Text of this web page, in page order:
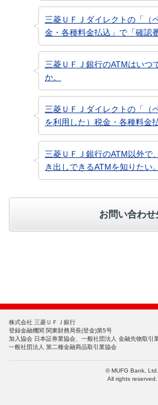
三菱ＵＦＪダイレクトの「（
金・各種料金払込」で「確認
三菱ＵＦＪ銀行のATMはいつ
か。
三菱ＵＦＪダイレクトの「（
を利用した）税金・各種料金
三菱ＵＦＪ銀行のATM以外で
き出しできるATMを知りたい。
お問い合わせ
株式会社 三菱ＵＦＪ銀行
登録金融機関 関東財務局長(登金)第5号
加入協会 日本証券業協会、一般社団法人 金融先物取引業
一般社団法人 第二種金融商品取引業協会
© MUFG Bank, Ltd.
All rights reserved.